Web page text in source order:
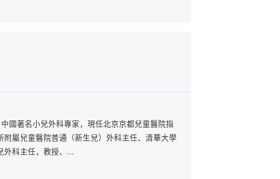
國著名小兒外科專家，現任北京京都兒童醫院指
附屬兒童醫院普通（新生兒）外科主任、清華大學
外科主任，教授、...